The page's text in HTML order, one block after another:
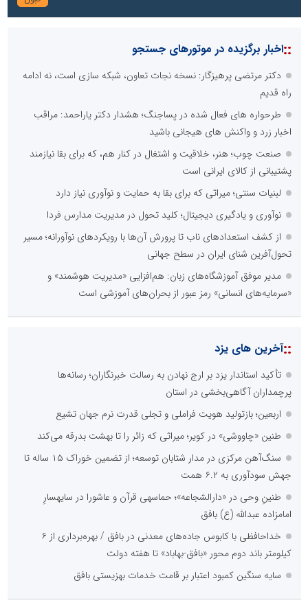
::اخبار برگزیده در موتورهای جستجو
دکتر مرتضی پرهیزگار: نسخه نجات تعاون، شبکه سازی است، نه ادامه
راه قدیم
طرحواره های فعال شده در پساجنگ؛ هشدار دکتر یاراحمد: مراقب
اخبار زرد و واکنش های هیجانی باشید
صنعت چوب؛ هنر، خلاقیت و اشتغال در کنار هم، که برای بقا نیازمند
پشتیبانی از کالای ایرانی است
لبنیات سنتی؛ میراثی که برای بقا به حمایت و نوآوری نیاز دارد
نوآوری و یادگیری دیجیتال؛ کلید تحول در مدیریت مدارس فردا
از کشف استعدادهای ناب تا پرورش آن‌ها با رویکردهای نوآورانه؛ مسیر
تحول‌آفرین شنای ایران در سطح جهانی
مدیر موفق آموزشگاه‌های زبان: هم‌افزایی «مدیریت هوشمند» و
«سرمایه‌های انسانی» رمز عبور از بحران‌های آموزشی است
::آخرین های یزد
تأکید استاندار یزد بر ارج نهادن به رسالت خبرنگاران؛ رسانه‌ها
پرچمداران آگاهی‌بخشی در استان
اربعین؛ بازتولید هویت فراملی و تجلی قدرت نرم جهان تشیع
طنین «چاووشی» در کویر؛ میراثی که زائر را تا بهشت بدرقه می‌کند
سنگ‌آهن مرکزی در مدار شتابان توسعه؛ از تضمین خوراک ۱۵ ساله تا
جهش سودآوری به ۶.۲ همت
طنینِ وحی در «دارالشجاعه»؛ حماسهی قرآن و عاشورا در سایهسارِ
امامزاده عبدالله (ع) بافق
خداحافظی با کابوس جاده‌های معدنی در بافق / بهره‌برداری از ۶
کیلومتر باند دوم محور «بافق-بهاباد» تا هفته دولت
سایه سنگین کمبود اعتبار بر قامت خدمات بهزیستی بافق